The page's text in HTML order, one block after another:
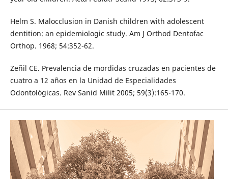
Helm S. Malocclusion in Danish children with adolescent
dentition: an epidemiologic study. Am J Orthod Dentofac
Orthop. 1968; 54:352-62.
Zeñil CE. Prevalencia de mordidas cruzadas en pacientes de
cuatro a 12 años en la Unidad de Especialidades
Odontológicas. Rev Sanid Milit 2005; 59(3):165-170.